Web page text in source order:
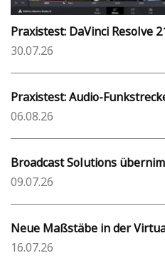
Praxistest: DaVinci Resolve
30.07.26
Praxistest: Audio-
06.08.26
Broadcast Solutions
09.07.26
Neue Maßstäbe in der
16.07.26